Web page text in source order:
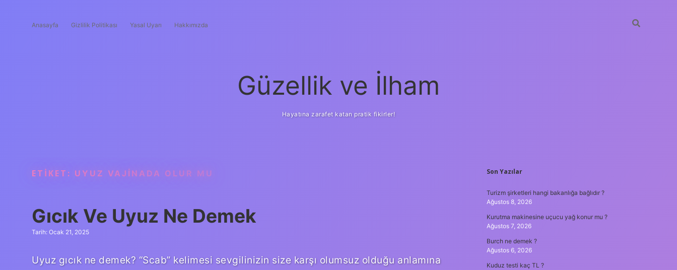
Anasayfa Gizlilik Politikası Yasal Uyarı Hakkımızda
Güzellik ve İlham
Hayatına zarafet katan pratik fikirler!
ETIKET: UYUZ VAJINADA OLUR MU
Gıcık Ve Uyuz Ne Demek
Tarih: Ocak 21, 2025
Uyuz gıcık ne demek? “Scab” kelimesi sevgilinizin size karşı olumsuz olduğu anlamına
SIDEBAR
Son Yazılar
Turizm şirketleri hangi bakanlığa bağlıdır ?
Ağustos 8, 2026
Kurutma makinesine uçucu yağ konur mu ?
Ağustos 7, 2026
Burch ne demek ?
Ağustos 6, 2026
Kuduz testi kaç TL ?
güvenilir bahis siteleriilbet giriş adresi